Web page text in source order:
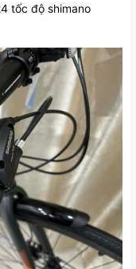
tốc độ shimano